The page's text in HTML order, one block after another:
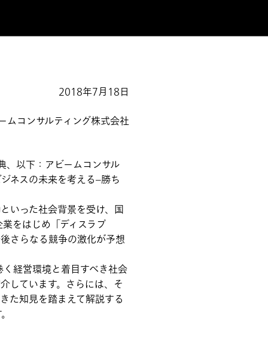
2018年7月18日
ムコンサルティング株式会社
以下：アビームコンサル
ネスの未来を考える–勝ち
いった社会背景を受け、国
をはじめ「ディスラプ
さらなる競争の激化が予想
経営環境と着目すべき社会
しています。さらには、そ
た知見を踏まえて解説する